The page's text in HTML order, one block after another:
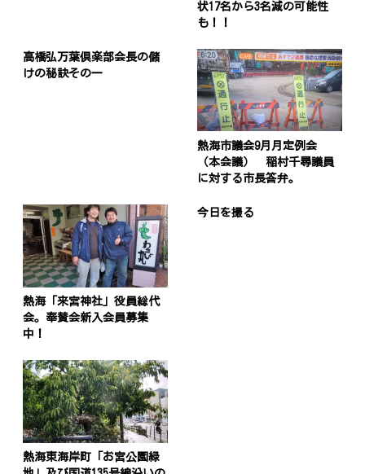
状17名から3名減の可能性
も！！
高橋弘万葉倶楽部会長の儲
けの秘訣その一
熱海市議会9月月定例会
（本会議） 稲村千尋議員
に対する市長答弁。
熱海「来宮神社」役員総代
会。奉賛会新入会員募集
中！
今日を撮る
熱海東海岸町「お宮公園緑